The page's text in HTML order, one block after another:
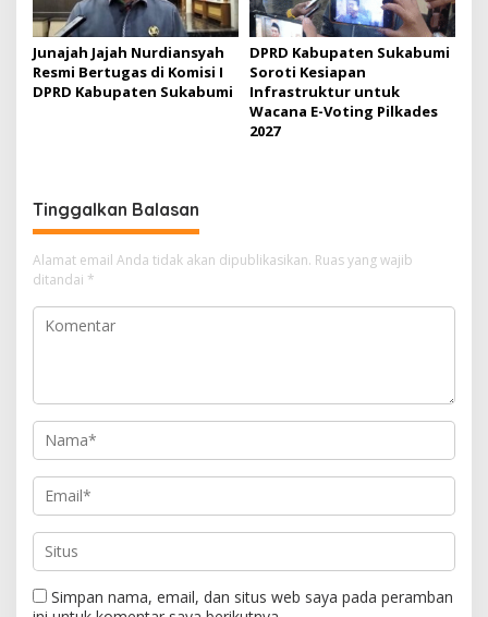
Junajah Jajah Nurdiansyah
Resmi Bertugas di Komisi I
DPRD Kabupaten Sukabumi
DPRD Kabupaten Sukabumi
Soroti Kesiapan
Infrastruktur untuk
Wacana E-Voting Pilkades
2027
Tinggalkan Balasan
Alamat email Anda tidak akan dipublikasikan. Ruas yang wajib
ditandai *
Simpan nama, email, dan situs web saya pada peramban